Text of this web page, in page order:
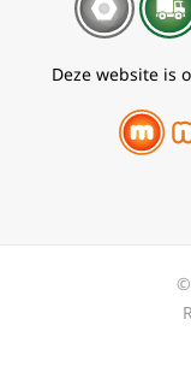
Deze website is
©